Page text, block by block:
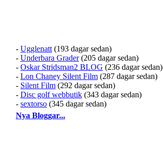
- Ugglenatt (193 dagar sedan)
- Underbara Grader (205 dagar sedan)
- Oskar Stridsman2 BLOG (236 dagar sedan)
- Lon Chaney Silent Film (287 dagar sedan)
- Silent Film (292 dagar sedan)
- Disc golf webbutik (343 dagar sedan)
- sextorso (345 dagar sedan)
Nya Bloggar...